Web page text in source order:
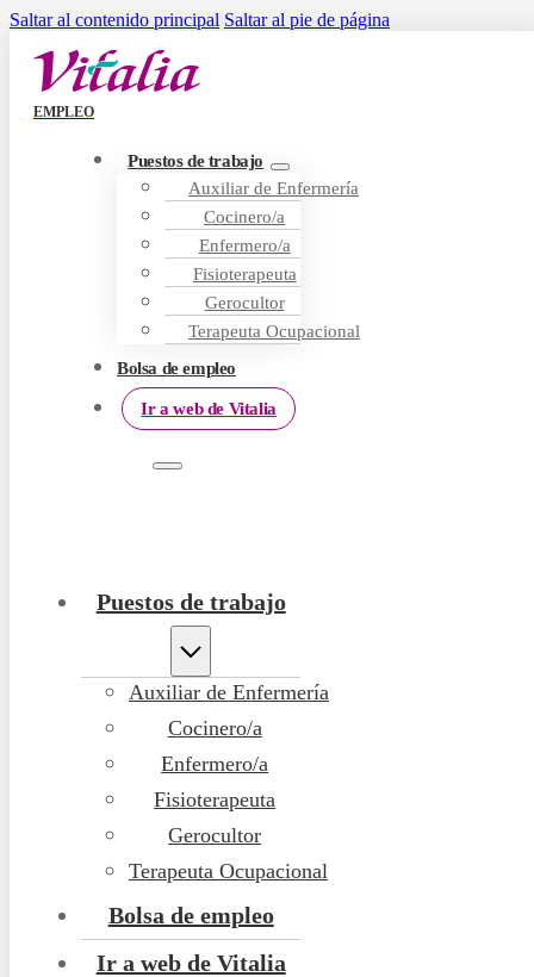
Saltar al contenido principal Saltar al pie de página
EMPLEO
Puestos de trabajo
Auxiliar de Enfermería
Cocinero/a
Enfermero/a
Fisioterapeuta
Gerocultor
Terapeuta Ocupacional
Bolsa de empleo
Ir a web de Vitalia
Puestos de trabajo
Auxiliar de Enfermería
Cocinero/a
Enfermero/a
Fisioterapeuta
Gerocultor
Terapeuta Ocupacional
Bolsa de empleo
Ir a web de Vitalia